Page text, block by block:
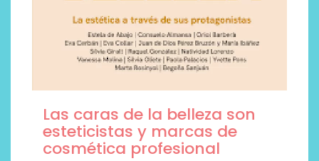
Las caras de la belleza son
esteticistas y marcas de
cosmética profesional